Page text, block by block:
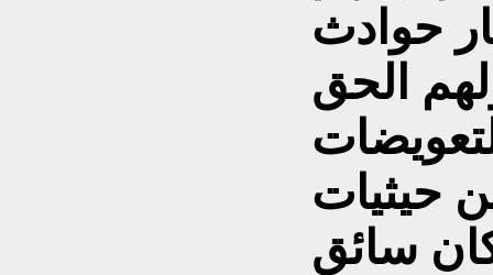
حوادث
الحق
حيثيات
سائق